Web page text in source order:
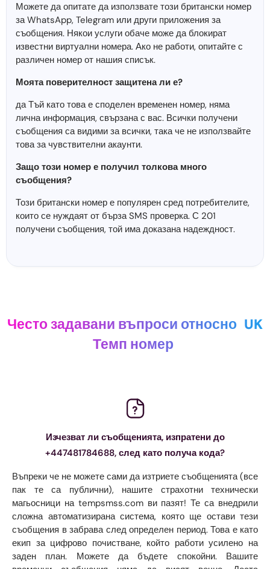
Можете да опитате да използвате този британски номер
за WhatsApp, Telegram или други приложения за
съобщения. Някои услуги обаче може да блокират
известни виртуални номера. Ако не работи, опитайте с
различен номер от нашия списък.
Моята поверителност защитена ли е?
да Тъй като това е споделен временен номер, няма
лична информация, свързана с вас. Всички получени
съобщения са видими за всички, така че не използвайте
това за чувствителни акаунти.
Защо този номер е получил толкова много
съобщения?
Този британски номер е популярен сред потребителите,
които се нуждаят от бърза SMS проверка. С 201
получени съобщения, той има доказана надеждност.
Често задавани въпроси относно UK
Темп номер
Изчезват ли съобщенията, изпратени до
+447481784688, след като получа кода?
Въпреки че не можете сами да изтриете съобщенията (все
пак те са публични), нашите страхотни технически
магьосници на tempsmss.com ви пазят! Те са внедрили
сложна автоматизирана система, която ще остави тези
съобщения в забрава след определен период. Това е като
екип за цифрово почистване, който работи усилено на
заден план. Можете да бъдете спокойни. Вашите